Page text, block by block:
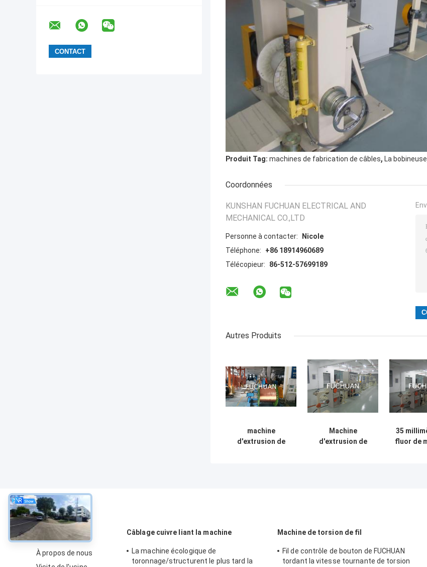
Produit Tag: machines de fabrication de câbles, La bobineuse
Coordonnées
KUNSHAN FUCHUAN ELECTRICAL AND
MECHANICAL CO.,LTD
Personne à contacter:
Nicole
Téléphone:
+86 18914960689
Télécopieur:
86-512-57699189
Autres Produits
machine
d'extrusion de
Machine
d'extrusion de
35
fluor de
À propos
À propos de nous
Câblage cuivre liant la machine
La machine écologique de
toronnage/structurent le plus tard la
Machine de torsion de fil
Fil de contrôle de bouton de FUCHUAN
tordant la vitesse tournante de torsion